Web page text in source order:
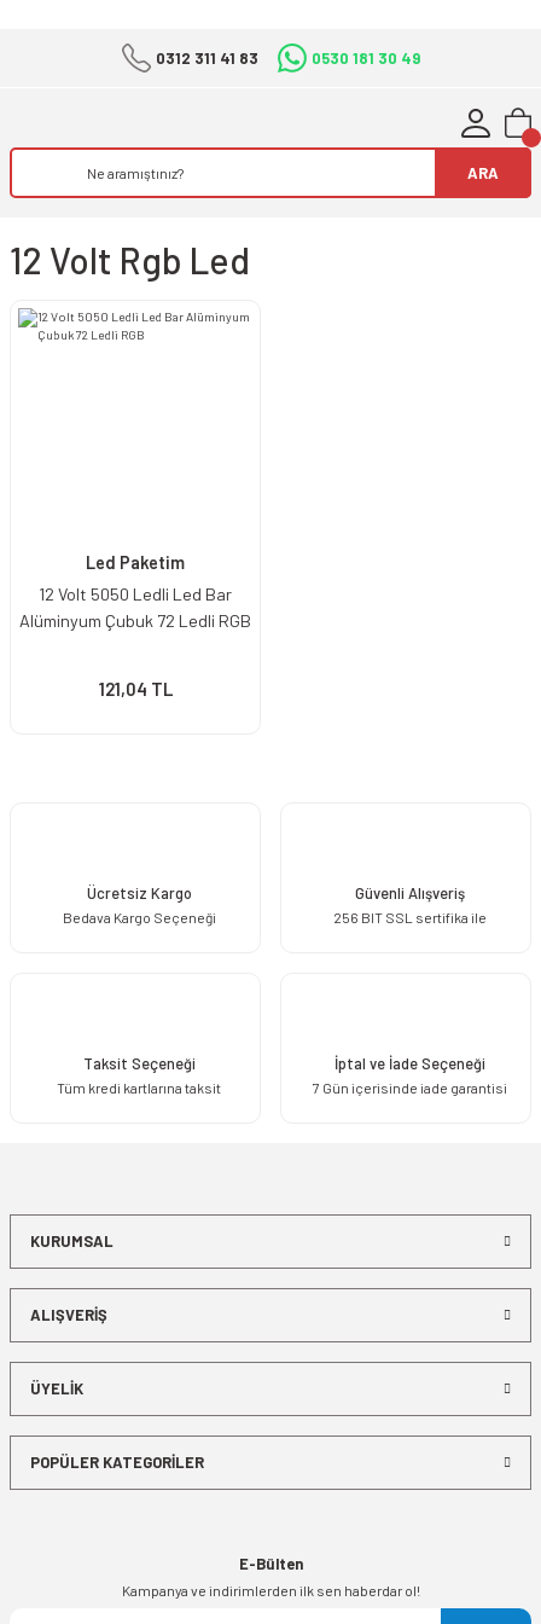
0312 311 41 83 0530 181 30 49
ARA
12 Volt Rgb Led
Led Paketim
12 Volt 5050 Ledli Led Bar
Alüminyum Çubuk 72 Ledli RGB
121,04 TL
Ücretsiz Kargo
Bedava Kargo Seçeneği
Güvenli Alışveriş
256 BIT SSL sertifika ile
Taksit Seçeneği
Tüm kredi kartlarına taksit
İptal ve İade Seçeneği
7 Gün içerisinde iade garantisi
KURUMSAL
ALIŞVERİŞ
ÜYELİK
POPÜLER KATEGORİLER
E-Bülten
Kampanya ve indirimlerden ilk sen haberdar ol!